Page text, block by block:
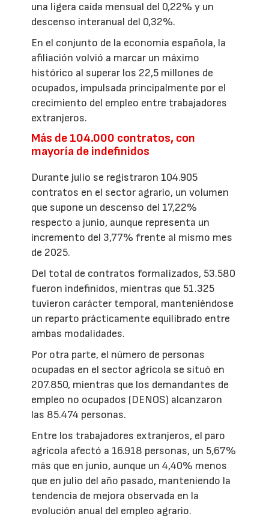
una ligera caída mensual del 0,22% y un
descenso interanual del 0,32%.
En el conjunto de la economía española, la
afiliación volvió a marcar un máximo
histórico al superar los 22,5 millones de
ocupados, impulsada principalmente por el
crecimiento del empleo entre trabajadores
extranjeros.
Más de 104.000 contratos, con
mayoría de indefinidos
Durante julio se registraron 104.905
contratos en el sector agrario, un volumen
que supone un descenso del 17,22%
respecto a junio, aunque representa un
incremento del 3,77% frente al mismo mes
de 2025.
Del total de contratos formalizados, 53.580
fueron indefinidos, mientras que 51.325
tuvieron carácter temporal, manteniéndose
un reparto prácticamente equilibrado entre
ambas modalidades.
Por otra parte, el número de personas
ocupadas en el sector agrícola se situó en
207.850, mientras que los demandantes de
empleo no ocupados (DENOS) alcanzaron
las 85.474 personas.
Entre los trabajadores extranjeros, el paro
agrícola afectó a 16.918 personas, un 5,67%
más que en junio, aunque un 4,40% menos
que en julio del año pasado, manteniendo la
tendencia de mejora observada en la
evolución anual del empleo agrario.